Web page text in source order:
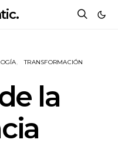
TRANSFORMACIÓN
la